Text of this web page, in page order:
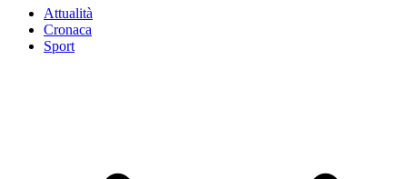
Attualità
Cronaca
Sport